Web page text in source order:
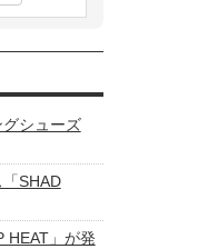
シューズ
SHAD
HEAT」が発